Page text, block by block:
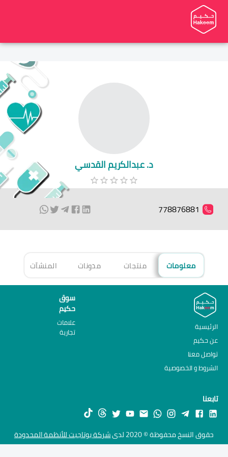
د. عبدالكريم القدسي
778876881
معلومات منتجات مدونات المنشآت
الرئيسية
عن حكيم
تواصل معنا
الشروط و الخصوصية
سوق
حكيم
علامات
تجارية
تابعنا
حقوق النسخ محفوظة © 2020 لدى شركة يوتاجيت للأنظمة المحدودة